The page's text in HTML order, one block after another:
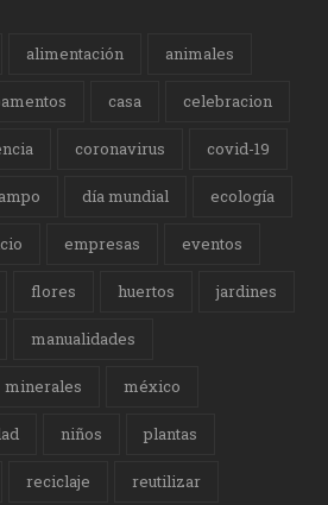
alimentación animales
casa celebracion
coronavirus covid-19
día mundial ecología
empresas eventos
flores huertos jardines
manualidades
minerales méxico
niños plantas
reciclaje reutilizar